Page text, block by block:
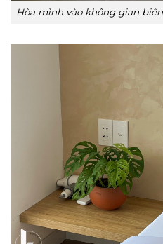
Hòa mình vào không gian